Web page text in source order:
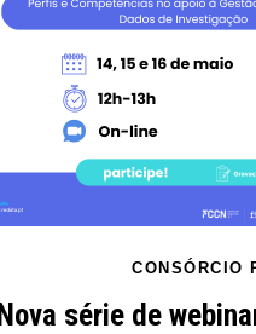
CONSÓRCIO
Nova série de